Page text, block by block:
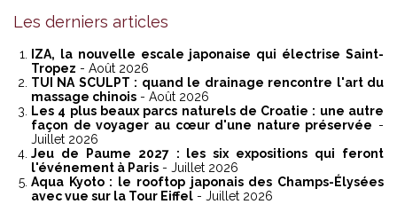
Les derniers articles
IZA, la nouvelle escale japonaise qui électrise Saint-
Tropez - Août 2026
TUI NA SCULPT : quand le drainage rencontre l'art du
massage chinois - Août 2026
Les 4 plus beaux parcs naturels de Croatie : une autre
façon de voyager au cœur d'une nature préservée -
Juillet 2026
Jeu de Paume 2027 : les six expositions qui feront
l'événement à Paris - Juillet 2026
Aqua Kyoto : le rooftop japonais des Champs-Élysées
avec vue sur la Tour Eiffel - Juillet 2026